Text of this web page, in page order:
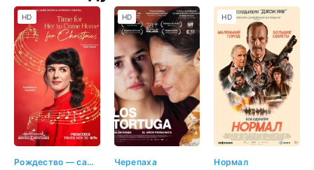
Рождество — самое время вернуться домой
HD
Черепаха
HD
Нормал
HD